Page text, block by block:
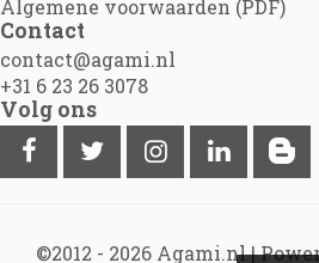
Algemene voorwaarden (PDF)
Contact
contact@agami.nl
+31 6 23 26 3078
Volg ons
©2012 - 2026 Agami.nl|